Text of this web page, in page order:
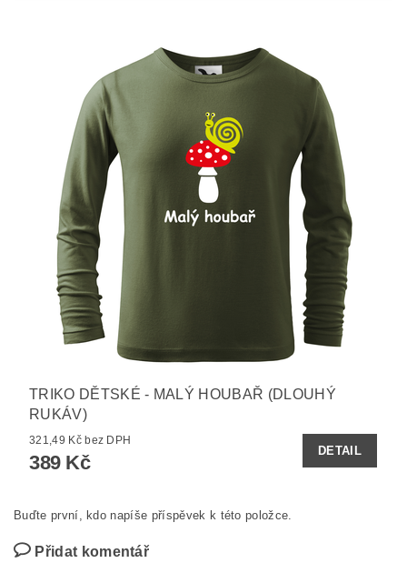
TRIKO DĚTSKÉ - MALÝ HOUBAŘ (DLOUHÝ
RUKÁV)
321,49 Kč bez DPH
389 Kč
DETAIL
Buďte první, kdo napíše příspěvek k této položce.
Přidat komentář